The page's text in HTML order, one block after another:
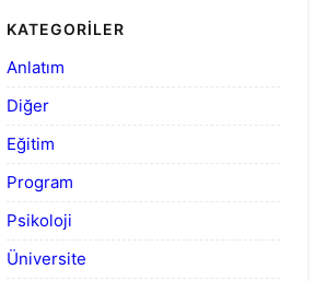
KATEGORILER
Anlatım
Diğer
Eğitim
Program
Psikoloji
Üniversite